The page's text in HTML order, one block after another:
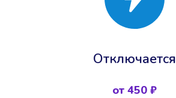
Отключается
от 450 ₽